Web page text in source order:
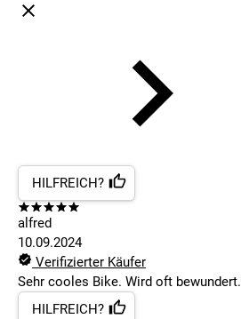
HILFREICH?
alfred
10.09.2024
Verifizierter Käufer
Sehr cooles Bike. Wird oft bewundert.
HILFREICH?